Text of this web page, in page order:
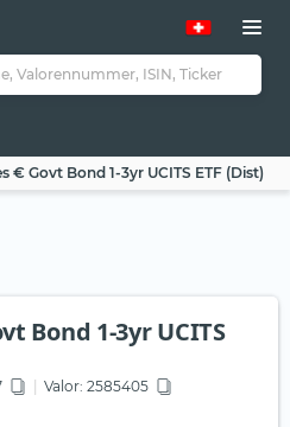
€ Govt Bond 1-3yr UCITS ETF (Dist)
Bond 1-3yr UCITS
Valor: 2585405